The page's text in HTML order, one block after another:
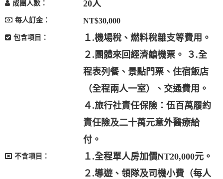
成團人數： 20人
每人訂金： NT$30,000
包含項目：
１.機場稅、燃料稅雜支等費用。
２.團體來回經濟艙機票。 ３.全
程表列餐、景點門票、住宿飯店
（全程兩人一室）、交通費用。
４.旅行社責任保險：伍百萬履約
責任險及二十萬元意外醫療給
付。
不含項目：
１.全程單人房加價NT20,000元。
２.導遊、領隊及司機小費（每人